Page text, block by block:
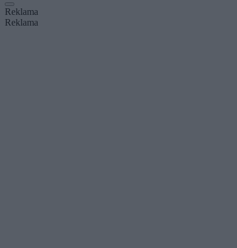
Reklama
Reklama